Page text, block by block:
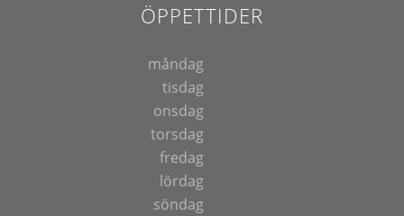
ÖPPETTIDER
måndag
tisdag
onsdag
torsdag
fredag
lördag
söndag